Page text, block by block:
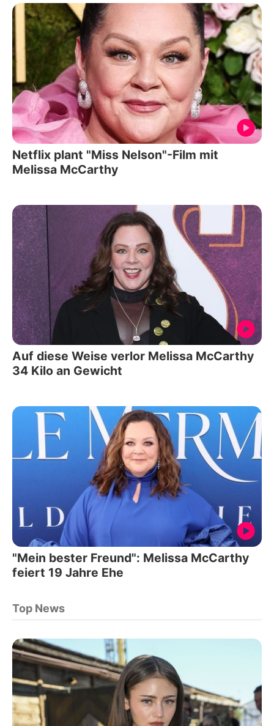
Netflix plant "Miss Nelson"-Film mit
Melissa McCarthy
Auf diese Weise verlor Melissa McCarthy
34 Kilo an Gewicht
"Mein bester Freund": Melissa McCarthy
feiert 19 Jahre Ehe
Top News